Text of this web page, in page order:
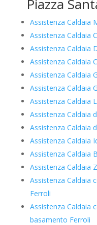
Piazza
Assistenza Caldaia
Assistenza Caldaia
Assistenza Caldaia
Assistenza Caldaia
Assistenza Caldaia
Assistenza Caldaia
Assistenza Caldaia
Assistenza Caldaia
Assistenza Caldaia
Assistenza Caldaia
Assistenza Caldaia
Assistenza Caldaia
Assistenza Caldaia
Ferroli
Assistenza Caldaia
basamento Ferroli